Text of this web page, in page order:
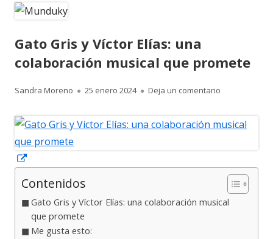
Gato Gris y Víctor Elías: una
colaboración musical que promete
Autor
Sandra Moreno
Publicado
25 enero 2024 Deja un comentario
una
ventana
nueva
Contenidos
Gato Gris y Víctor Elías: una colaboración musical
que promete
Me gusta esto: